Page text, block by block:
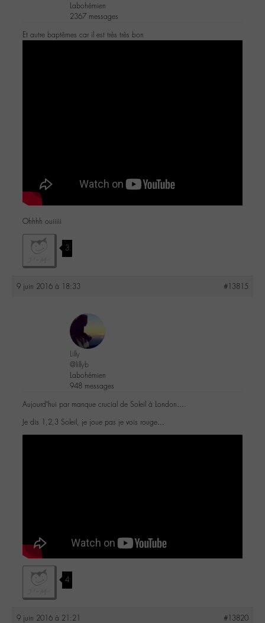
Labohémien
2367 messages
Et autre baptêmes car il est très très bon
Ohhhh ouiiiii
3
9 juin 2016 à 18:33 #13815
Lilly
@lillyb
Labohémien
948 messages
Aujourd’hui par manque crucial de Soleil à London….
Je dis 1,2,3 Soleil, je joue pas je vois rouge…
4
9 juin 2016 à 21:21 #13820